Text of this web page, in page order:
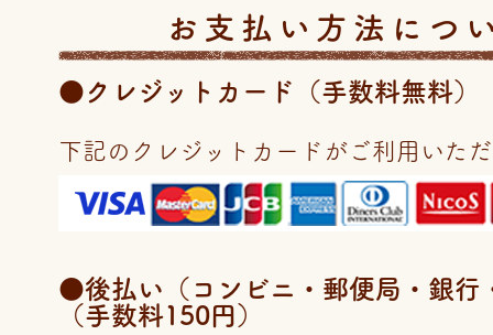
お支払い方法につ
●クレジットカード（手数料無料）
下記のクレジットカードがご利用いた
●後払い（コンビニ・郵便局・銀行
（手数料150円）